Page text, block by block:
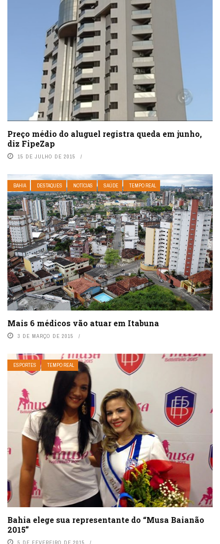
Preço médio do aluguel registra queda em junho,
diz FipeZap
15 DE JULHO DE 2015
BAHIA DESTAQUES NOTÍCIAS SAÚDE TEMPO REAL
Mais 6 médicos vão atuar em Itabuna
3 DE MARÇO DE 2015
ESPORTES TEMPO REAL
Bahia elege sua representante do “Musa Baianão
2015”